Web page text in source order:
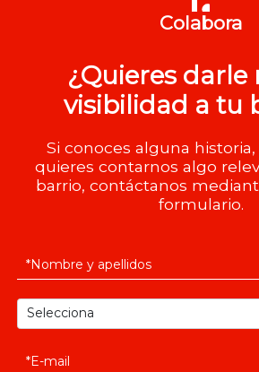
Colabora
¿Quieres darle
visibilidad a tu
Si conoces alguna
quieres contarnos algo
barrio, contáctanos
formulario.